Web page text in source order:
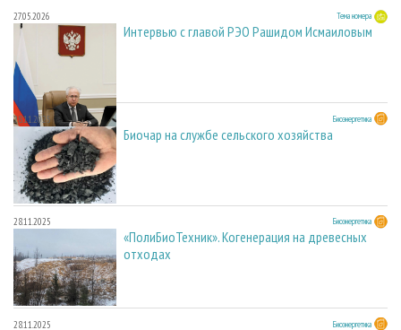
27.05.2026 Тема номера
Интервью с главой РЭО Рашидом Исмаиловым
28.11.2025 Биоэнергетика
Биочар на службе сельского хозяйства
28.11.2025 Биоэнергетика
«ПолиБиоТехник». Когенерация на древесных
отходах
28.11.2025 Биоэнергетика